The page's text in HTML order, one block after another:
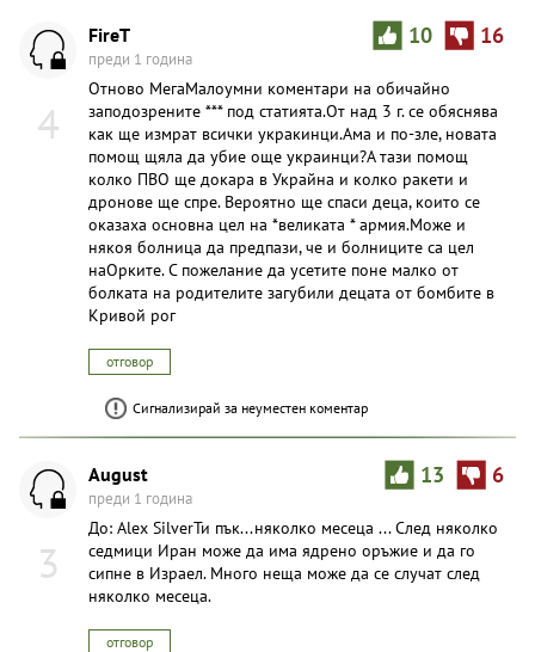
4
10 16
FireT
преди 1 година
Отново МегаМалоумни коментари на обичайно
заподозрените *** под статията.От над 3 г. се обяснява
как ще измрат всички укракинци.Ама и по-зле, новата
помощ щяла да убие още украинци?А тази помощ
колко ПВО ще докара в Украйна и колко ракети и
дронове ще спре. Вероятно ще спаси деца, които се
оказаха основна цел на *великата * армия.Може и
някоя болница да предпази, че и болниците са цел
наОрките. С пожелание да усетите поне малко от
болката на родителите загубили децата от бомбите в
Кривой рог
отговор
Сигнализирай за неуместен коментар
3
13 6
August
преди 1 година
До: Alex SilverТи пък...няколко месеца ... След няколко
седмици Иран може да има ядрено оръжие и да го
сипне в Израел. Много неща може да се случат след
няколко месеца.
отговор